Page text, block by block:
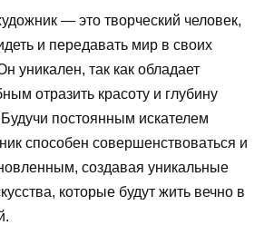
— это творческий человек,
и передавать мир в своих
уникален, так как обладает
отразить красоту и глубину
постоянным искателем
способен совершенствоваться и
создавая уникальные
которые будут жить вечно в